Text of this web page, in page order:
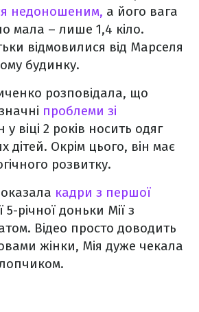
недоношеним, а його вага
мала – лише 1,4 кіло.
відмовилися від Марселя
будинку.
розповідала, що
проблеми зі
у віці 2 років носить одяг
дітей. Окрім цього, він має
розвитку.
кадри з першої
5-річної доньки Мії з
Відео просто доводить
жінки, Мія дуже чекала